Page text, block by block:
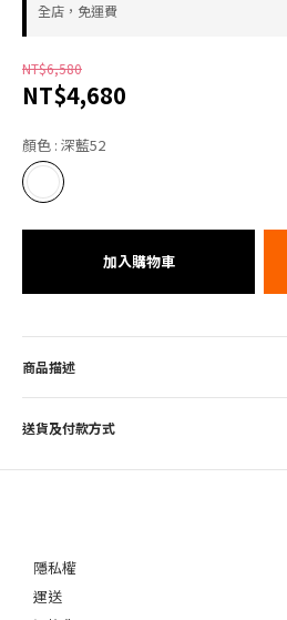
全店，免運費
NT$6,580
NT$4,680
顏色 : 深藍52
加入購物車
商品描述
送貨及付款方式
隱私權
運送